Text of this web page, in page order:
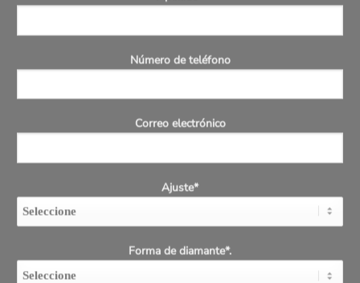
Número de teléfono
Correo electrónico
Ajuste*
Forma de diamante*.